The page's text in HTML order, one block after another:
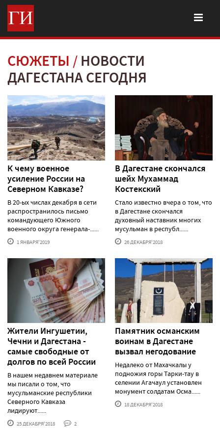
СЮЖЕТЫ
НОВОСТИ
ДАГЕСТАНА СЕГОДНЯ
К чему военное
усиление России на
Северном Кавказе?
В 20-ых числах декабря в сети
распространилось письмо
командующего Южного
военного округа генерала-......
1 ЯНВАРЯ'2019
В Дагестане скончался
шейх Мухаммад
Костекский
Стало известно вчера о том, что
в Дагестане скончался
духовный наставник многих
мусульман в республ......
26 ДЕКАБРЯ'2018
Жители Ингушетии,
Чечни и Дагестана -
самые свободные от
долгов по всей России
В нашем недавнем материале
мы писали о том, что
мусульманские республики
Северного Кавказа
лидируют......
25 ДЕКАБРЯ'2018 2
Памятник османским
воинам в Дагестане
вызвал негодование
Недалеко от Махачкалы у
подножия горы Тарки-тау в
селении Агачаул установлен
монумент солдатам Осма......
18 ДЕКАБРЯ'2018